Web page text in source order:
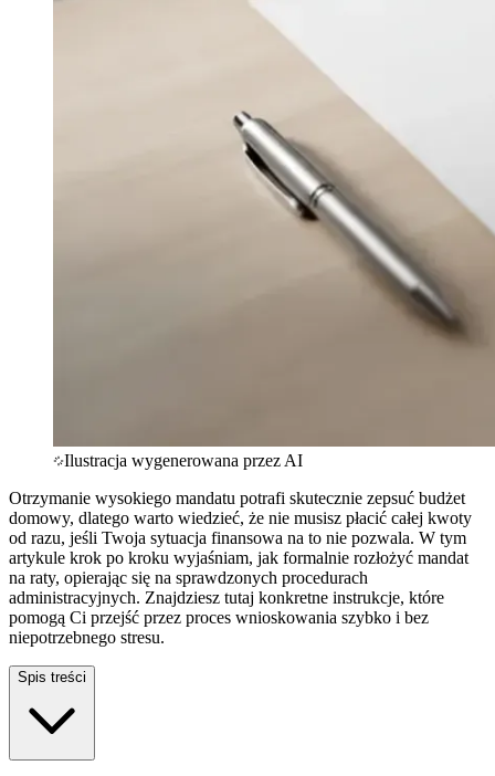
Ilustracja wygenerowana przez AI
Otrzymanie wysokiego mandatu potrafi skutecznie zepsuć budżet
domowy, dlatego warto wiedzieć, że nie musisz płacić całej kwoty
od razu, jeśli Twoja sytuacja finansowa na to nie pozwala. W tym
artykule krok po kroku wyjaśniam, jak formalnie rozłożyć mandat
na raty, opierając się na sprawdzonych procedurach
administracyjnych. Znajdziesz tutaj konkretne instrukcje, które
pomogą Ci przejść przez proces wnioskowania szybko i bez
niepotrzebnego stresu.
Spis treści